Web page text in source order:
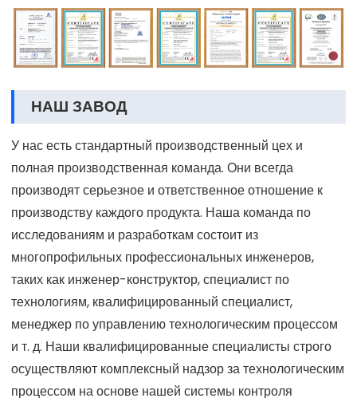
НАШ ЗАВОД
У нас есть стандартный производственный цех и
полная производственная команда. Они всегда
производят серьезное и ответственное отношение к
производству каждого продукта. Наша команда по
исследованиям и разработкам состоит из
многопрофильных профессиональных инженеров,
таких как инженер-конструктор, специалист по
технологиям, квалифицированный специалист,
менеджер по управлению технологическим процессом
и т. д. Наши квалифицированные специалисты строго
осуществляют комплексный надзор за технологическим
процессом на основе нашей системы контроля